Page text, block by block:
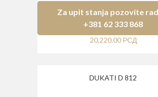
Za upit stanja pozovite
+381 62 333 868
20,220.00 РСД
DUKATI D 812